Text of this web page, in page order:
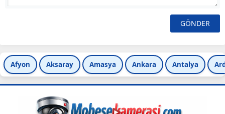
Afyon Aksaray Amasya Ankara Antalya